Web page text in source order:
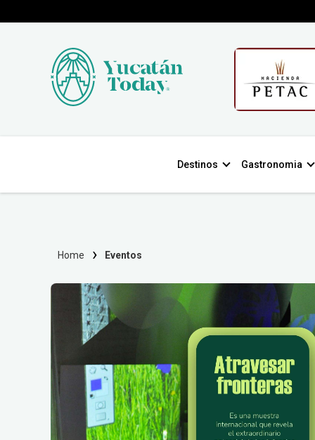
Destinos Gastronomia
Home Eventos